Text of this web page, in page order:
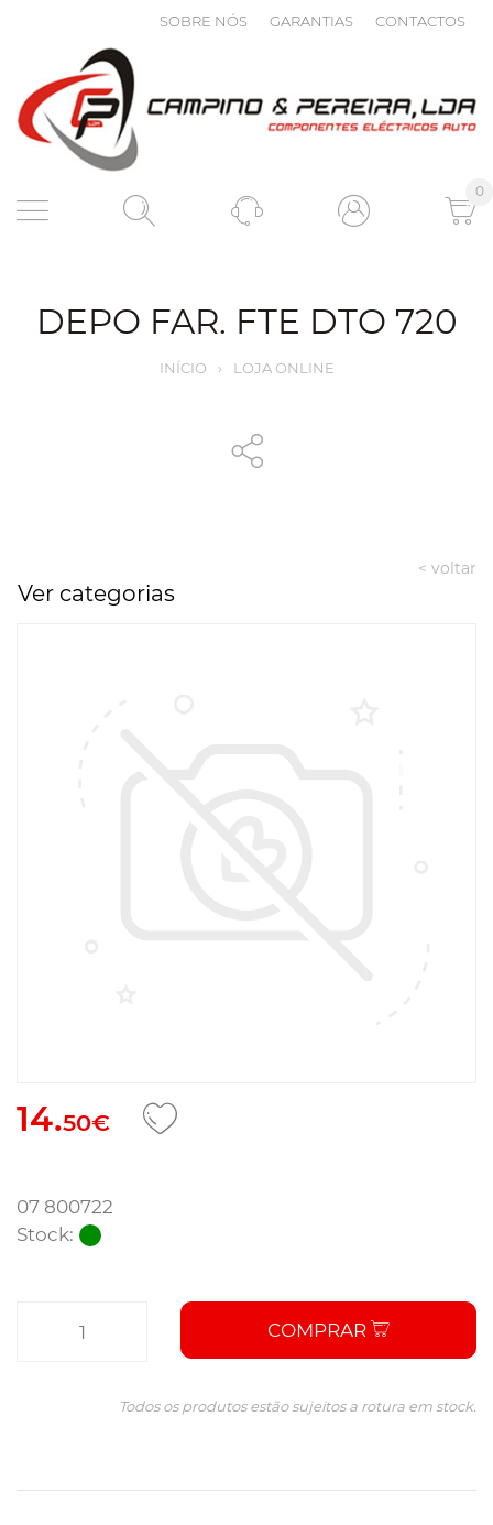
SOBRE NÓS GARANTIAS CONTACTOS
0
DEPO FAR. FTE DTO 720
INÍCIO › LOJA ONLINE
< voltar
Ver categorias
14.50€
07 800722
Stock:
COMPRAR
Todos os produtos estão sujeitos a rotura em stock.